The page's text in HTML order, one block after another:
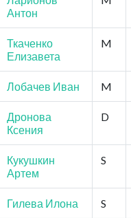
Антон
Ткаченко
Елизавета
M
Лобачев Иван M
Дронова
Ксения
D
Кукушкин
Артем
S
Гилева Илона S